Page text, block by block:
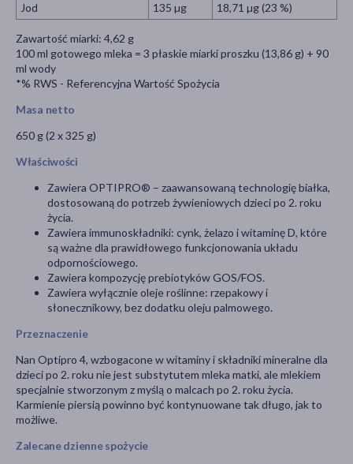
Jod
135 µg 18,71 µg (23 %)
Zawartość miarki: 4,62 g
100 ml gotowego mleka = 3 płaskie miarki proszku (13,86 g) + 90
ml wody
*% RWS - Referencyjna Wartość Spożycia
Masa netto
650 g (2 x 325 g)
Właściwości
Zawiera OPTIPRO® – zaawansowaną technologię białka,
dostosowaną do potrzeb żywieniowych dzieci po 2. roku
życia.
Zawiera immunoskładniki: cynk, żelazo i witaminę D, które
są ważne dla prawidłowego funkcjonowania układu
odpornościowego.
Zawiera kompozycję prebiotyków GOS/FOS.
Zawiera wyłącznie oleje roślinne: rzepakowy i
słonecznikowy, bez dodatku oleju palmowego.
Przeznaczenie
Nan Optipro 4, wzbogacone w witaminy i składniki mineralne dla
dzieci po 2. roku nie jest substytutem mleka matki, ale mlekiem
specjalnie stworzonym z myślą o malcach po 2. roku życia.
Karmienie piersią powinno być kontynuowane tak długo, jak to
możliwe.
Zalecane dzienne spożycie